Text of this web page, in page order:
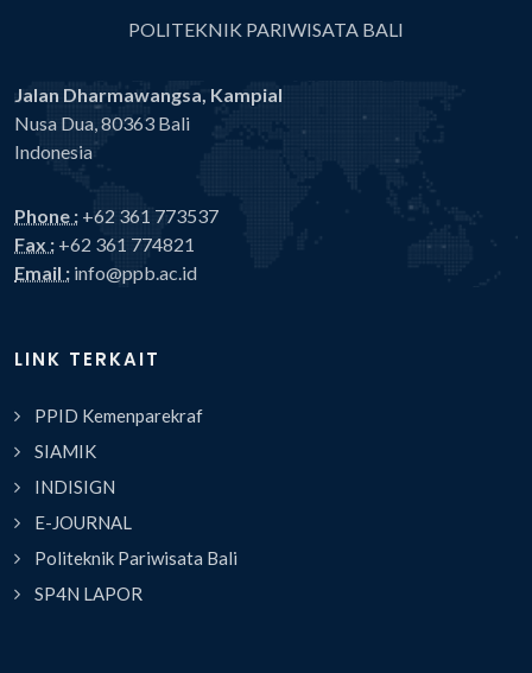
POLITEKNIK PARIWISATA BALI
Jalan Dharmawangsa, Kampial
Nusa Dua, 80363 Bali
Indonesia
Phone : +62 361 773537
Fax : +62 361 774821
Email : info@ppb.ac.id
LINK TERKAIT
PPID Kemenparekraf
SIAMIK
INDISIGN
E-JOURNAL
Politeknik Pariwisata Bali
SP4N LAPOR